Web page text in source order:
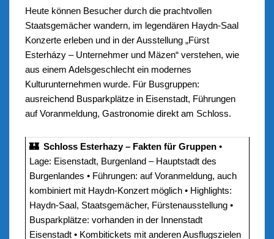
Heute können Besucher durch die prachtvollen
Staatsgemächer wandern, im legendären Haydn-Saal
Konzerte erleben und in der Ausstellung „Fürst
Esterházy – Unternehmer und Mäzen“ verstehen, wie
aus einem Adelsgeschlecht ein modernes
Kulturunternehmen wurde. Für Busgruppen:
ausreichend Busparkplätze in Eisenstadt, Führungen
auf Voranmeldung, Gastronomie direkt am Schloss.
🏰 Schloss Esterhazy – Fakten für Gruppen•
Lage: Eisenstadt, Burgenland – Hauptstadt des
Burgenlandes • Führungen: auf Voranmeldung, auch
kombiniert mit Haydn-Konzert möglich • Highlights:
Haydn-Saal, Staatsgemächer, Fürstenausstellung •
Busparkplätze: vorhanden in der Innenstadt
Eisenstadt • Kombitickets mit anderen Ausflugszielen